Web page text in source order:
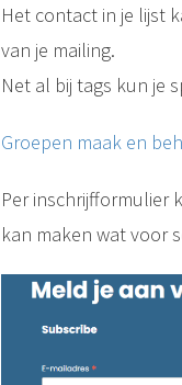
Het contact in je lijst
van je mailing.
Net al bij tags kun je
Groepen maak en
Per inschrijfformulier
kan maken wat voor